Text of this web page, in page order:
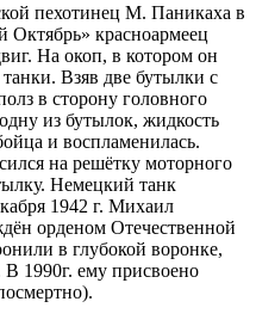
пехотинец М. Паникаха в
Октябрь» красноармеец
На окоп, в котором он
Взяв две бутылки с
в сторону головного
из бутылок, жидкость
и воспламенилась.
на решётку моторного
Немецкий танк
1942 г. Михаил
орденом Отечественной
в глубокой воронке,
1990г. ему присвоено